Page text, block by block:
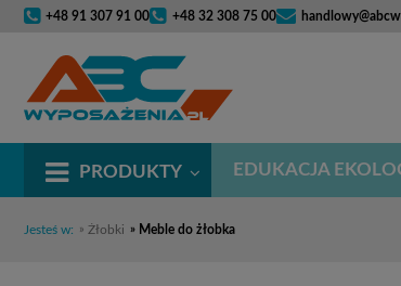
+48 91 307 91 00 +48 32 308 75 00
PRODUKTY EDUKACJA
Jesteś w: » Żłobki » Meble do żłobka